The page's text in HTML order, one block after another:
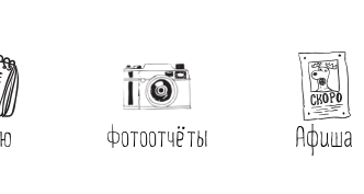
Фотоотчёты Афиша